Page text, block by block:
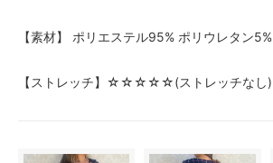
【素材】 ポリエステル95% ポリウレタン5%
【ストレッチ】☆☆☆☆☆(ストレッチなし)